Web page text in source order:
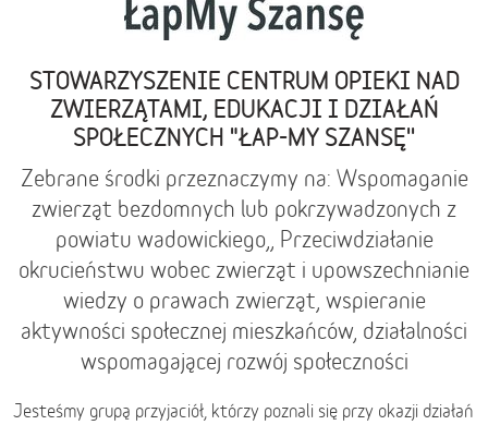
STOWARZYSZENIE CENTRUM OPIEKI NAD
ZWIERZĄTAMI, EDUKACJI I DZIAŁAŃ
SPOŁECZNYCH "ŁAP-MY SZANSĘ''
Zebrane środki przeznaczymy na: Wspomaganie
zwierząt bezdomnych lub pokrzywadzonych z
powiatu wadowickiego,, Przeciwdziałanie
okrucieństwu wobec zwierząt i upowszechnianie
wiedzy o prawach zwierząt, wspieranie
aktywności społecznej mieszkańców, działalności
wspomagającej rozwój społeczności
Jesteśmy grupą przyjaciół, którzy poznali się przy okazji działań